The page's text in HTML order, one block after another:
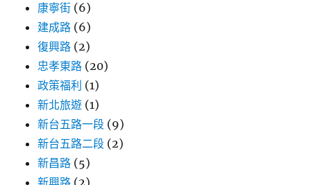
康寧街 (6)
建成路 (6)
復興路 (2)
忠孝東路 (20)
政策福利 (1)
新北旅遊 (1)
新台五路一段 (9)
新台五路二段 (2)
新昌路 (5)